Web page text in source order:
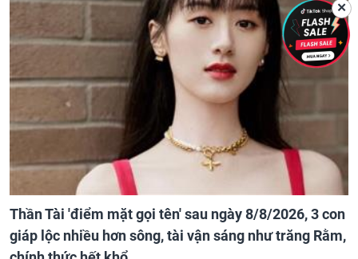
Thần Tài 'điểm mặt gọi tên' sau ngày 8/8/2026, 3 con
giáp lộc nhiều hơn sông, tài vận sáng như trăng Rằm,
✕